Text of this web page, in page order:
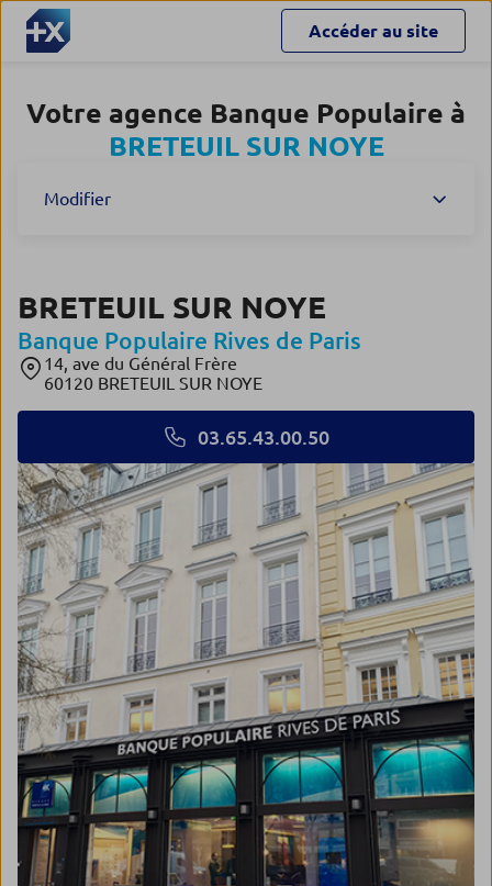
Accéder au site
Votre agence Banque Populaire à
BRETEUIL SUR NOYE
Modifier
BRETEUIL SUR NOYE
Banque Populaire Rives de Paris
14, ave du Général Frère
60120 BRETEUIL SUR NOYE
03.65.43.00.50